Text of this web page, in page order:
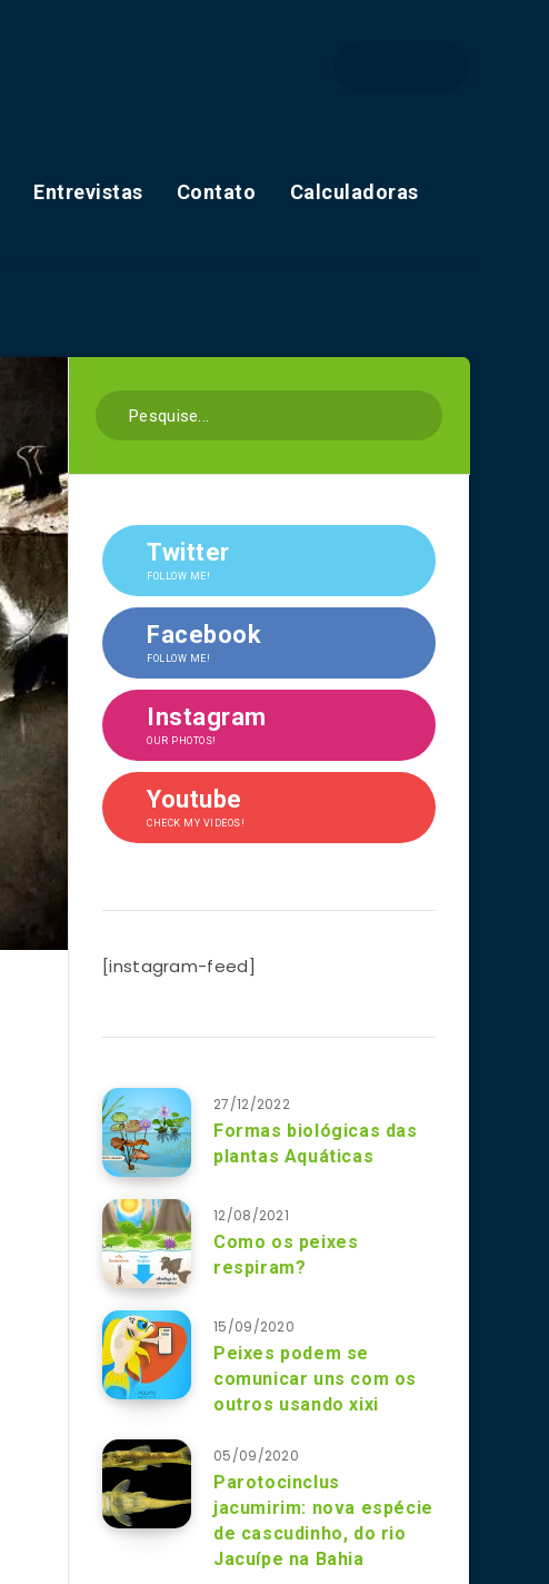
Entrevistas Contato Calculadoras
Twitter
FOLLOW ME!
Facebook
FOLLOW ME!
Instagram
OUR PHOTOS!
Youtube
CHECK MY VIDEOS!
[instagram-feed]
27/12/2022
Formas biológicas das
plantas Aquáticas
12/08/2021
Como os peixes
respiram?
15/09/2020
Peixes podem se
comunicar uns com os
outros usando xixi
05/09/2020
Parotocinclus
jacumirim: nova espécie
de cascudinho, do rio
Jacuípe na Bahia